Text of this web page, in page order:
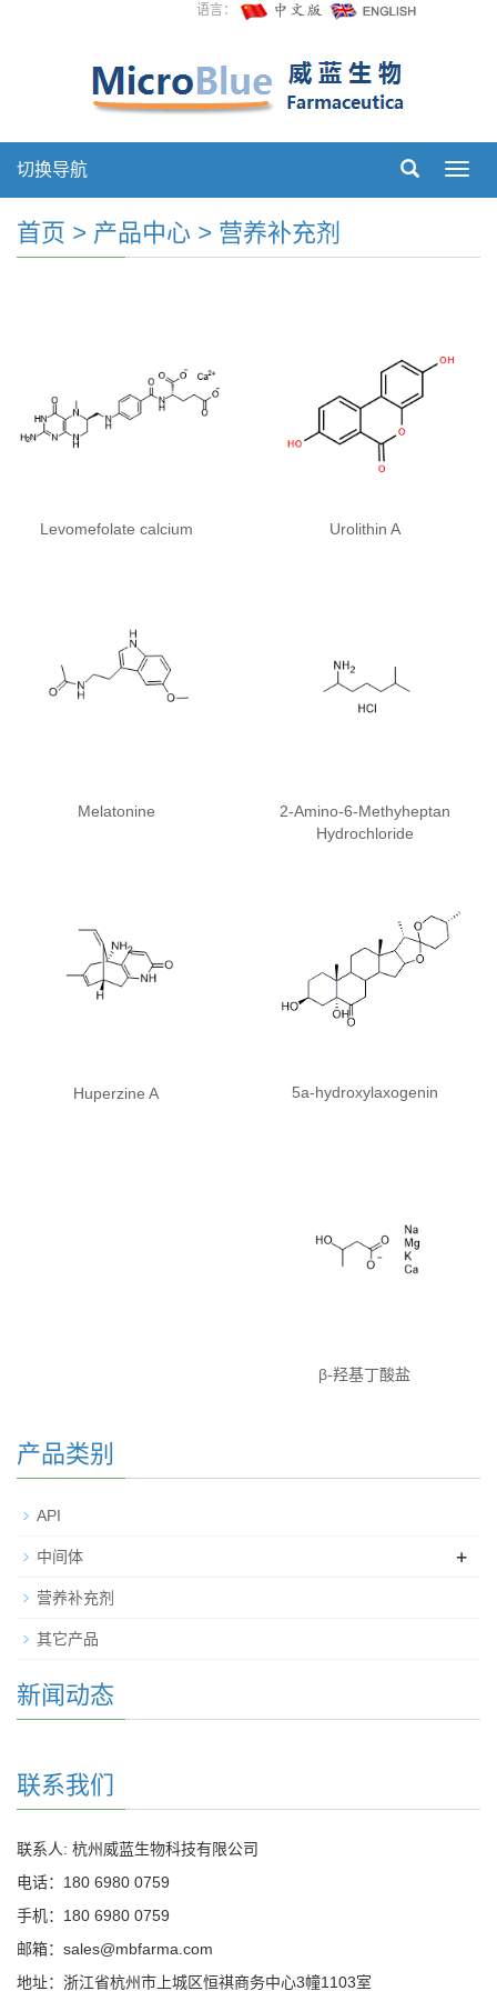
语言：
切
切换导航
首页 > 产品中心 > 营养补充剂
Levomefolate calcium Urolithin A
Melatonine
2-Amino-6-Methyheptan
Hydrochloride
Huperzine A 5a-hydroxylaxogenin
β-羟基丁酸盐
产品类别
API
中间体 +
营养补充剂
其它产品
新闻动态
联系我们
联系人: 杭州威蓝生物科技有限公司
电话：180 6980 0759
手机：180 6980 0759
邮箱：sales@mbfarma.com
地址：浙江省杭州市上城区恒祺商务中心3幢1103室